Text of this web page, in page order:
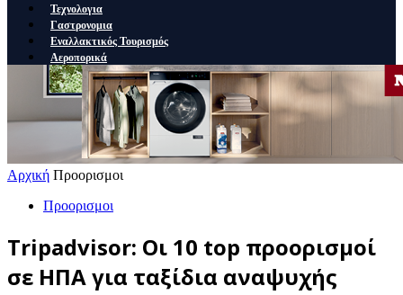
Τεχνολογια
Γαστρονομια
Εναλλακτικός Τουρισμός
Αεροπορικά
Αρχική Προορισμοι
Προορισμοι
Tripadvisor: Οι 10 top προορισμοί
σε ΗΠΑ για ταξίδια αναψυχής